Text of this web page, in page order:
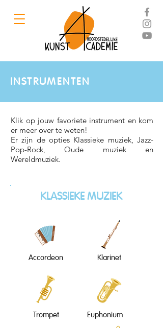
INSTRUMENTEN
Klik op jouw favoriete instrument en kom
er meer over te weten!
Er zijn de opties Klassieke muziek, Jazz-
Pop-Rock, Oude muziek en
Wereldmuziek.
KLASSIEKE MUZIEK
Accordeon Klarinet
Trompet Euphonium